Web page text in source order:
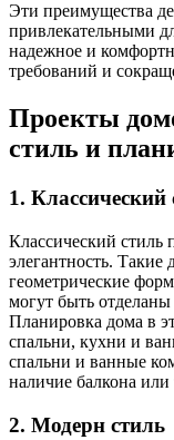
Эти преимущества
привлекательными
надежное и
требований и
Проекты
стиль и
1. Классический
Классический стиль
элегантность.
геометрические
могут быть
Планировка дома в
спальни, кухни и
спальни и ванные
наличие балкона
2. Модерн стиль